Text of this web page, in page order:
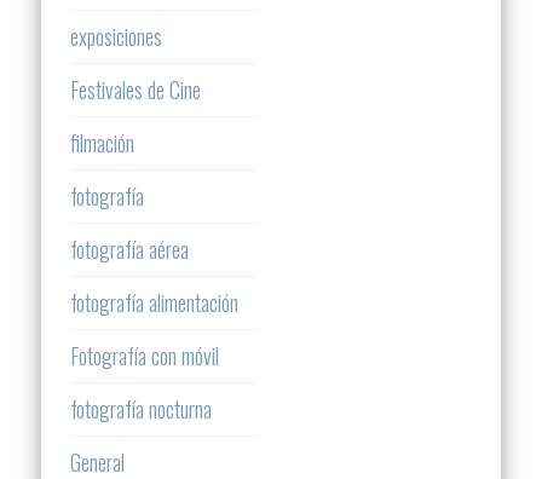
exposiciones
Festivales de Cine
filmación
fotografía
fotografía aérea
fotografía alimentación
Fotografía con móvil
fotografía nocturna
General